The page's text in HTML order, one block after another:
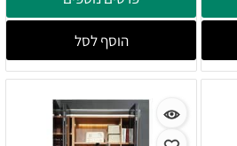
הוסף לסל